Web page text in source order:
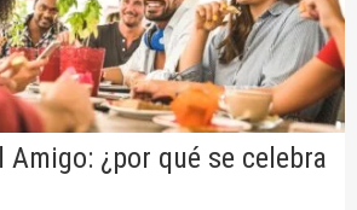
Amigo: ¿por qué se celebra